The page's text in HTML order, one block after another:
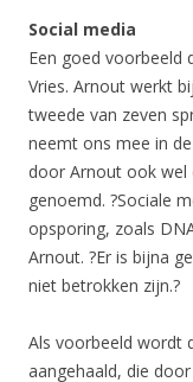
Social media
Een goed voorbeeld
Vries. Arnout werkt
tweede van zeven
neemt ons mee in
door Arnout ook wel
genoemd. ?Sociale
opsporing, zoals
Arnout. ?Er is bijna
niet betrokken zijn.?
Als voorbeeld wordt
aangehaald, die